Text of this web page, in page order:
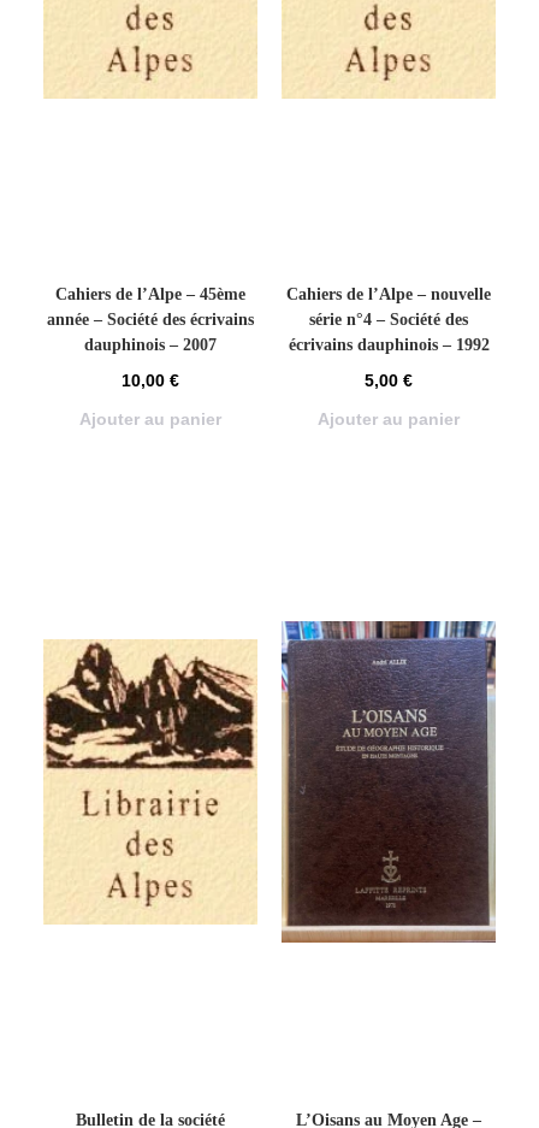
Cahiers de l’Alpe – 45ème
année – Société des écrivains
dauphinois – 2007
10,00 €
Ajouter au panier
Cahiers de l’Alpe – nouvelle
série n°4 – Société des
écrivains dauphinois – 1992
5,00€
Ajouter au panier
Bulletin de la société L’Oisans au Moyen Age –